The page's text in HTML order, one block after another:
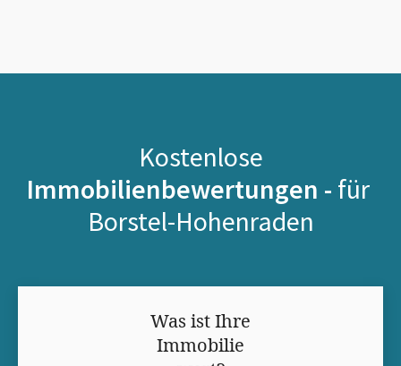
Kostenlose
Immobilienbewertungen - für
Borstel-Hohenraden
Was ist Ihre
Immobilie